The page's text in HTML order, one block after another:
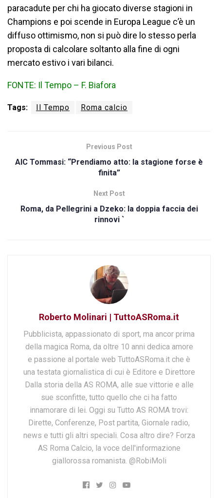
paracadute per chi ha giocato diverse stagioni in
Champions e poi scende in Europa League c’è un
diffuso ottimismo, non si può dire lo stesso perla
proposta di calcolare soltanto alla fine di ogni
mercato estivo i vari bilanci.
FONTE: Il Tempo – F. Biafora
Tags: Il Tempo Roma calcio
Previous Post
AIC Tommasi: “Prendiamo atto: la stagione forse è
finita”
Next Post
Roma, da Pellegrini a Dzeko: la doppia faccia dei
rinnovi `
Roberto Molinari | TuttoASRoma.it
Pubblicista, appassionato di sport, ma ancor prima
della magica Roma, da oltre 10 anni dedica amore
e passione al portale web TuttoASRoma.it che è
una testata giornalistica di cui è Editore e Direttore
Dalla storia della AS ROMA, alle sue vittorie e alle
sue sconfitte, tutto quello che ci ha fatto
innamorare di lei. Oggi su Tutto AS ROMA trovi:
Dirette, Conferenze, Post partita, Giornale radio,
news e tutti gli altri speciali. Cosa altro dire? Forza
AS Roma Calcio, la voce dell'informazione
giallorossa romanista. @RobiMoli